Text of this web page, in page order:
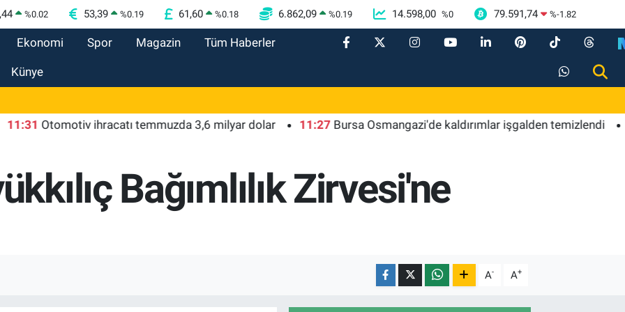
%0.02 53,39 %0.19 61,60 %0.18 6.862,09 %0.19 14.598,00 %0 79.591,74 %-1.82
Ekonomi Spor Magazin Tüm Haberler
Künye
Otomotiv ihracatı temmuzda 3,6 milyar dolar 11:27 Bursa Osmangazi'de kaldırımlar işgalden temizlendi 11:20
Bağımlılık Zirvesi'ne
A- A+